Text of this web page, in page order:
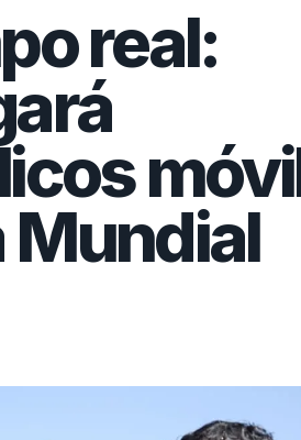
real:
Mundial